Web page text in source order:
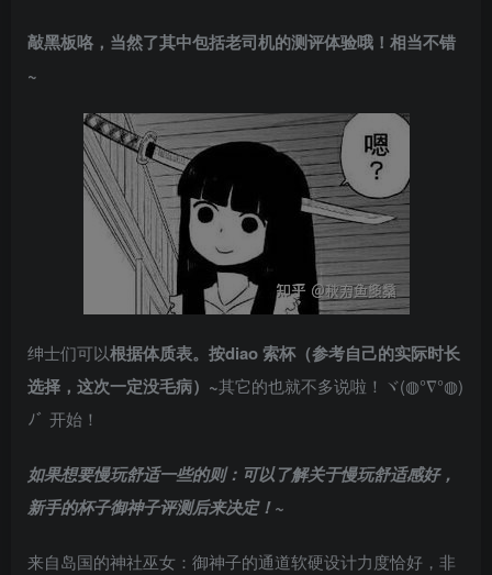
敲黑板咯，当然了其中包括老司机的测评体验哦！相当不错
~
绅士们可以根据体质表。按diao 索杯（参考自己的实际时长
选择，这次一定没毛病）~其它的也就不多说啦！ヾ(◍°∇°◍)
ﾉﾞ 开始！
如果想要慢玩舒适一些的则：可以了解关于慢玩舒适感好，
新手的杯子御神子评测后来决定！~
来自岛国的神社巫女：御神子的通道软硬设计力度恰好，非